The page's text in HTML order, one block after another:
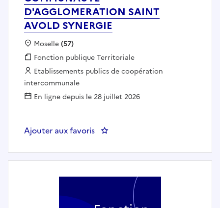
D'AGGLOMERATION SAINT
AVOLD SYNERGIE
Localisation :
Moselle(57)
Fonction publique :
Fonction publique Territoriale
Employeur :
Etablissements publics de coopération
intercommunale
En ligne depuis le 28 juillet 2026
Ajouter aux favoris : Maitre Nageur Sauveteur -